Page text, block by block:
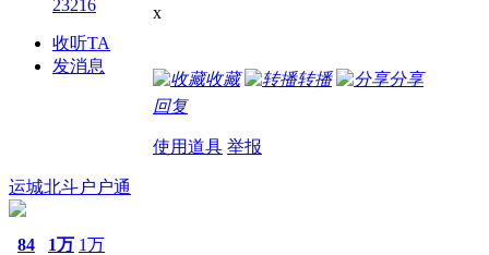
23216
收听TA
发消息
x
收藏 转播
分享
回复
使用道具 举报
运城北斗户户通
84 1万 1万